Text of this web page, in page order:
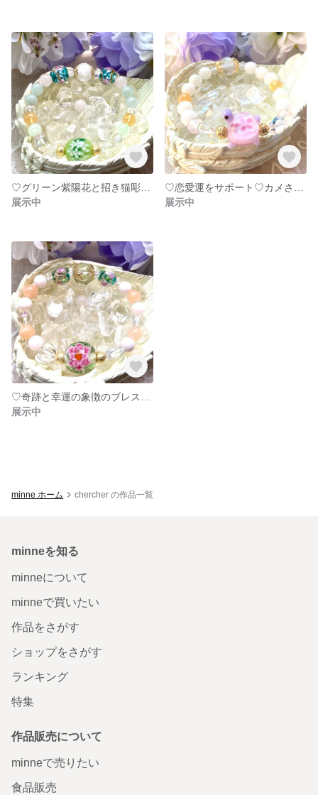
展示中
展示中
展示中
minne ホーム chercher の作品一覧
minneを知る
minneについて
minneで買いたい
作品をさがす
ショップをさがす
ランキング
特集
作品販売について
minneで売りたい
食品販売